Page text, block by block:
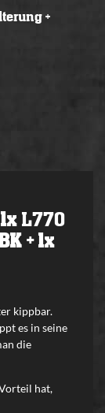
+
L770
+ 1x
kippbar.
es in seine
die
hat,